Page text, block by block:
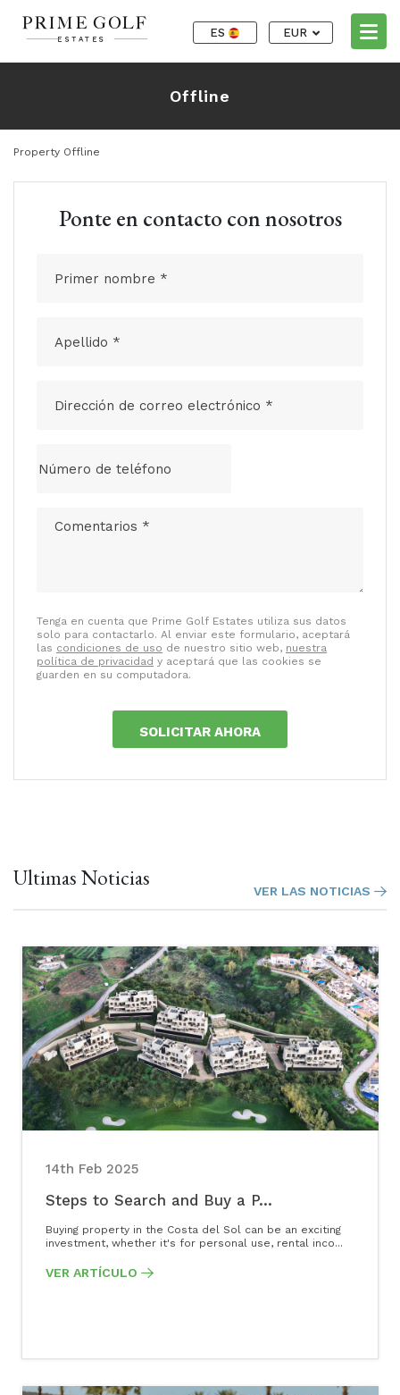
ES EUR
Offline
Property Offline
Ponte en contacto con nosotros
Tenga en cuenta que Prime Golf Estates utiliza sus datos
solo para contactarlo. Al enviar este formulario, aceptará
las condiciones de uso de nuestro sitio web, nuestra
política de privacidad y aceptará que las cookies se
guarden en su computadora.
SOLICITAR AHORA
Ultimas Noticias VER LAS NOTICIAS
14th Feb 2025
Steps to Search and Buy a P...
Buying property in the Costa del Sol can be an exciting
investment, whether it's for personal use, rental inco...
VER ARTÍCULO